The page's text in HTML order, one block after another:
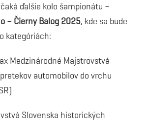
ďalšie kolo šampionátu –
– Čierny Balog 2025, kde sa bude
kategóriách:
Medzinárodné Majstrovstvá
automobilov do vrchu
Slovenska historických